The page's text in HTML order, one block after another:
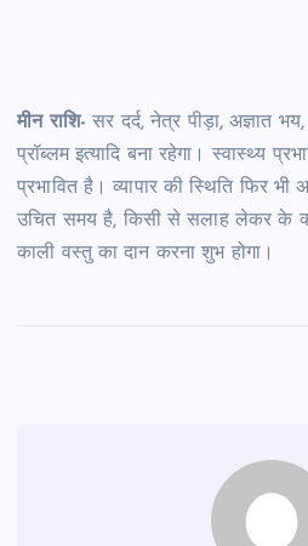
मीन राशि- सर दर्द, नेत्र पीड़ा, अज्ञात
प्रॉब्लम इत्यादि बना रहेगा। स्वास्थ्य
प्रभावित है। व्यापार की स्थिति फिर
उचित समय है, किसी से सलाह लेकर के
काली वस्तु का दान करना शुभ होगा।